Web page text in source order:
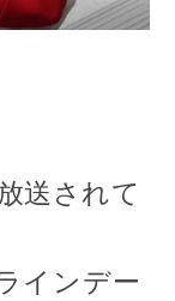
送されて
インデー